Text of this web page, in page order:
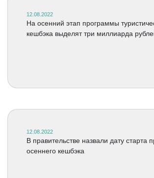
12.08.2022
На осенний этап программы
кешбэка выделят три миллиарда
12.08.2022
В правительстве назвали дату старта
осеннего кешбэка